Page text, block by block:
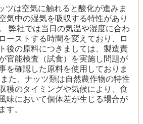
ツは空気に触れると酸化が進みま
気中の湿気を吸収する特性があり
弊社では当日の気温や湿度に合わ
ーストする時間を変えており、ロ
後の原料につきましては、製造責
官能検査（試食）を実施し問題が
を確認した原料を使用しておりま
た、ナッツ類は自然農作物の特性
収穫のタイミングや気候により、食
味において個体差が生じる場合が
す。